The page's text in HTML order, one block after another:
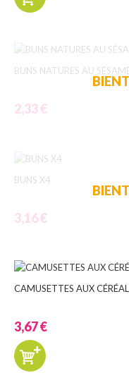
BUNS NATURES AU
2,33 €
BUNS X4
3,16 €
CAMUSETTES AUX
3,67 €